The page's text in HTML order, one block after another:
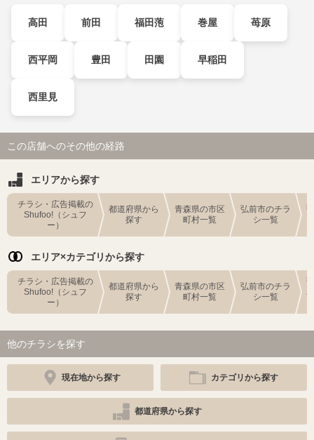
高田 前田 福田萢 巻屋 苺原
西平岡 豊田 田園 早稲田
西里見
この店舗へのその他の経路
エリアから探す
チラシ・広告掲載の
Shufoo!（シュフ
ー）
都道府県から
探す
青森県の市区
町村一覧
弘前市のチラ
シ一覧
エリア×カテゴリから探す
チラシ・広告掲載の
Shufoo!（シュフ
ー）
都道府県から
探す
青森県の市区
町村一覧
弘前市のチラ
シ一覧
他のチラシを探す
現在地から探す カテゴリから探す
都道府県から探す